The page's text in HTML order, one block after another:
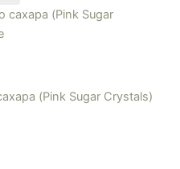
(Pink Sugar Crystals)